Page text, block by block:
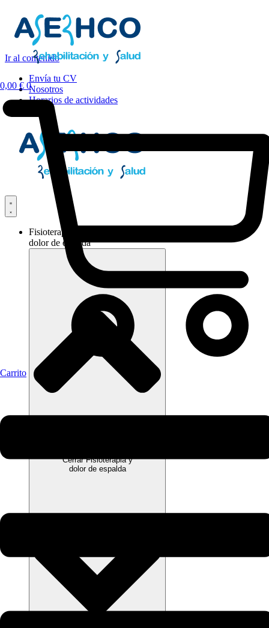
Ir al contenido
Envía tu CV
Nosotros
Horarios de actividades
Fisioterapia y
dolor de espalda
Cerrar Fisioterapia y
dolor de espalda
0,00 € 0
Carrito